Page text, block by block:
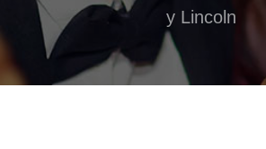
y Lincoln